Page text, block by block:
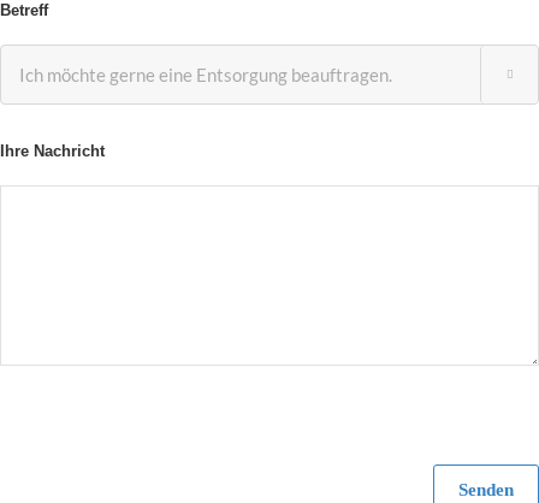
Betreff

Ihre Nachricht